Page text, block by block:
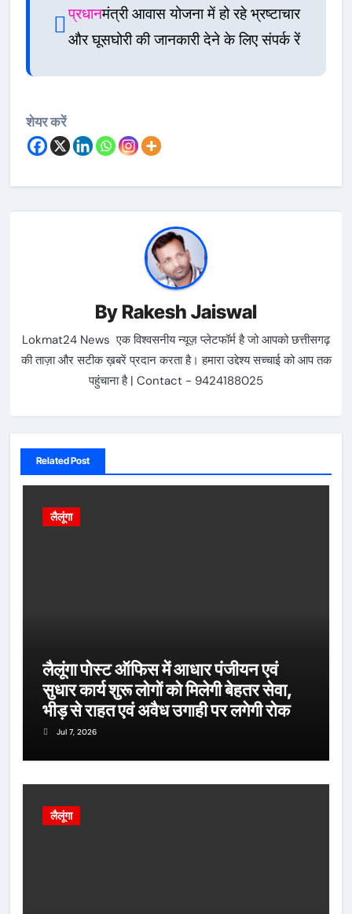
प्रधानमंत्री आवास योजना में हो रहे भ्रष्टाचार
और घूसघोरी की जानकारी देने के लिए संपर्क रें
शेयर करें
By Rakesh Jaiswal
Lokmat24 News एक विश्वसनीय न्यूज़ प्लेटफॉर्म है जो आपको छत्तीसगढ़
की ताज़ा और सटीक ख़बरें प्रदान करता है। हमारा उद्देश्य सच्चाई को आप तक
पहुंचाना है | Contact - 9424188025
Related Post
लैलूंगा
लैलूंगा पोस्ट ऑफिस में आधार पंजीयन एवं
सुधार कार्य शुरू लोगों को मिलेगी बेहतर सेवा,
भीड़ से राहत एवं अवैध उगाही पर लगेगी रोक
Jul 7, 2026
लैलूंगा